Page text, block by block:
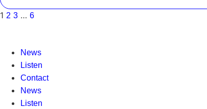
1 2 3 … 6
News
Listen
Contact
News
Listen